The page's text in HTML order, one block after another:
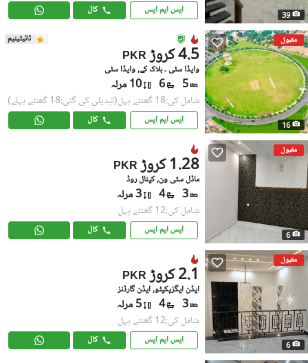
39 ایس ایم ایس کال
مقبول
16
ٹائیٹینیم
PKR 4.5 کروڑ
واپڈا سٹی ۔ بلاک کے, واپڈا سٹی
5
6 10 مرلہ
شامل کی:18 گھنٹے پہل (تبدیلی کی گئی:18 گھنٹے پہلے)
ایس ایم ایس کال
مقبول
6
PKR 1.28 کروڑ
ماڈل سٹی ون, کینال روڈ
3
4 3 مرلہ
شامل کی:12 گھنٹے پہل
ایس ایم ایس کال
مقبول
6
PKR 2.1 کروڑ
ایڈن ایگزیکیٹو, ایڈن گارڈنز
3
4 5 مرلہ
شامل کی:12 گھنٹے پہل
ایس ایم ایس کال